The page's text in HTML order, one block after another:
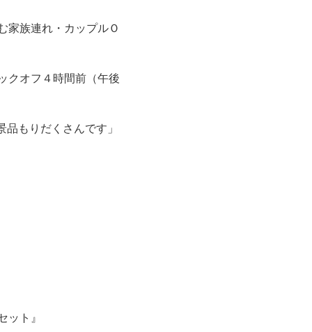
家族連れ・カップルＯ
クオフ４時間前（午後
もりだくさんです」
ト』